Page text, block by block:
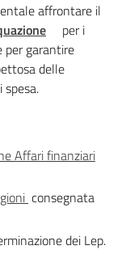
affrontare il
per i
per garantire
delle
Affari finanziari
consegnata
dei Lep.